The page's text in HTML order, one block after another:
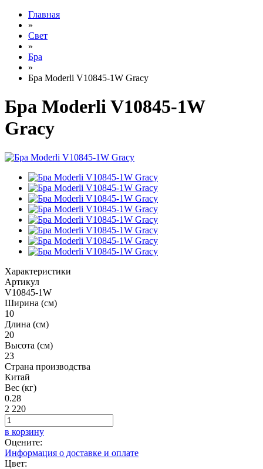
Главная
»
Свет
»
Бра
»
Бра Moderli V10845-1W Gracy
Бра Moderli V10845-1W
Gracy
Характеристики
Артикул
V10845-1W
Ширина (см)
10
Длина (см)
20
Высота (см)
23
Страна производства
Китай
Вес (кг)
0.28
2 220
в корзину
Оцените:
Информация о доставке и оплате
Цвет: